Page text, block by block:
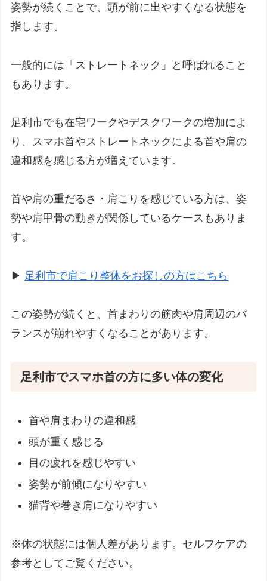
姿勢が続くことで、頭が前に出やすくなる状態を
指します。
一般的には「ストレートネック」と呼ばれること
もあります。
足利市でも在宅ワークやデスクワークの増加によ
り、スマホ首やストレートネックによる首や肩の
違和感を感じる方が増えています。
首や肩の重だるさ・肩こりを感じている方は、姿
勢や肩甲骨の動きが関係しているケースもありま
す。
▶ 足利市で肩こり整体をお探しの方はこちら
この姿勢が続くと、首まわりの筋肉や肩周辺のバ
ランスが崩れやすくなることがあります。
足利市でスマホ首の方に多い体の変化
首や肩まわりの違和感
頭が重く感じる
目の疲れを感じやすい
姿勢が前傾になりやすい
猫背や巻き肩になりやすい
※体の状態には個人差があります。セルフケアの
参考としてご覧ください。